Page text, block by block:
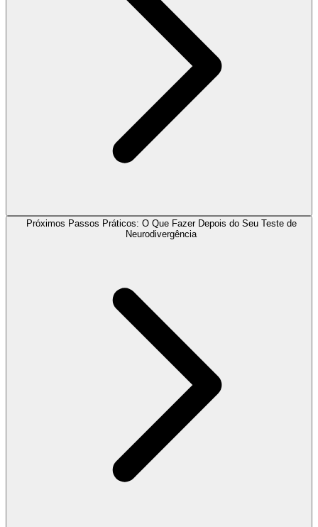
Próximos Passos Práticos: O Que Fazer Depois do Seu Teste de
Neurodivergência